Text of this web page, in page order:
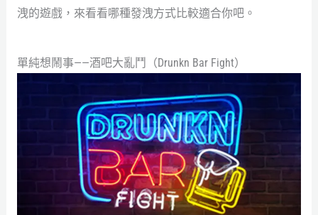
洩的遊戲，來看看哪種發洩方式比較適合你吧。
單純想鬧事——酒吧大亂鬥（Drunkn Bar Fight）